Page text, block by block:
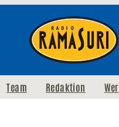
Team Redaktion